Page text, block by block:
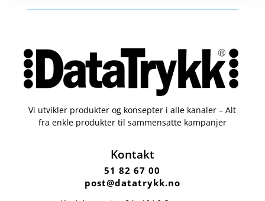
Vi utvikler produkter og konsepter i alle kanaler – Alt
fra enkle produkter til sammensatte kampanjer
Kontakt
51 82 67 00
post@datatrykk.no